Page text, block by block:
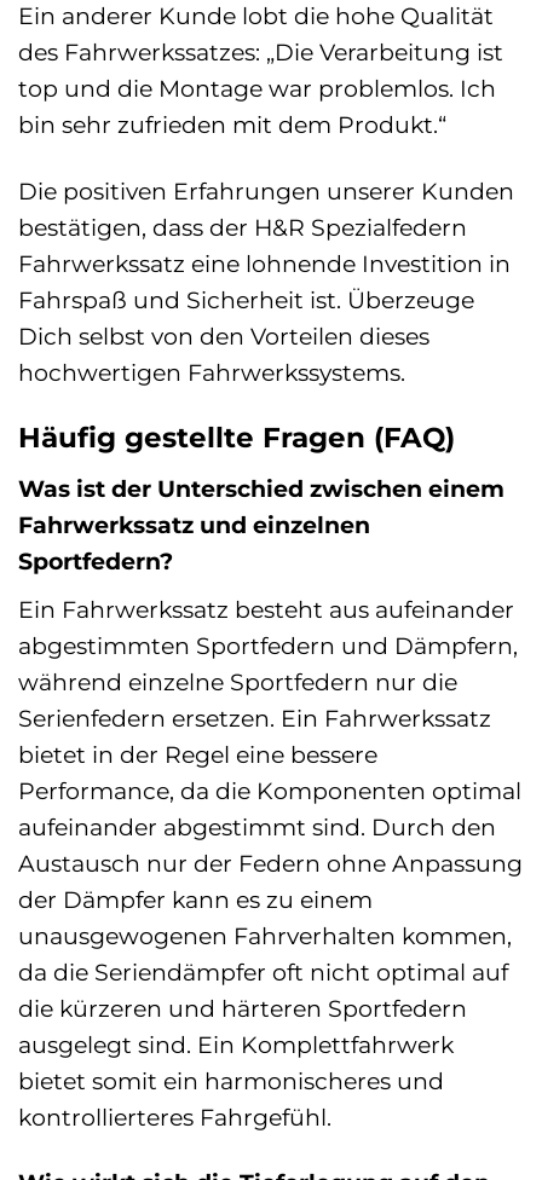
Ein anderer Kunde lobt die hohe Qualität
des Fahrwerkssatzes: „Die Verarbeitung ist
top und die Montage war problemlos. Ich
bin sehr zufrieden mit dem Produkt.“
Die positiven Erfahrungen unserer Kunden
bestätigen, dass der H&R Spezialfedern
Fahrwerkssatz eine lohnende Investition in
Fahrspaß und Sicherheit ist. Überzeuge
Dich selbst von den Vorteilen dieses
hochwertigen Fahrwerkssystems.
Häufig gestellte Fragen (FAQ)
Was ist der Unterschied zwischen einem
Fahrwerkssatz und einzelnen
Sportfedern?
Ein Fahrwerkssatz besteht aus aufeinander
abgestimmten Sportfedern und Dämpfern,
während einzelne Sportfedern nur die
Serienfedern ersetzen. Ein Fahrwerkssatz
bietet in der Regel eine bessere
Performance, da die Komponenten optimal
aufeinander abgestimmt sind. Durch den
Austausch nur der Federn ohne Anpassung
der Dämpfer kann es zu einem
unausgewogenen Fahrverhalten kommen,
da die Seriendämpfer oft nicht optimal auf
die kürzeren und härteren Sportfedern
ausgelegt sind. Ein Komplettfahrwerk
bietet somit ein harmonischeres und
kontrollierteres Fahrgefühl.